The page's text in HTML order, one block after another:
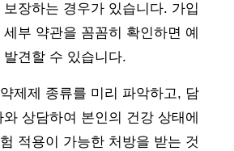
장하는 경우가 있습니다. 가입
부 약관을 꼼꼼히 확인하면 예
견할 수 있습니다.
제제 종류를 미리 파악하고, 담
상담하여 본인의 건강 상태에
적용이 가능한 처방을 받는 것